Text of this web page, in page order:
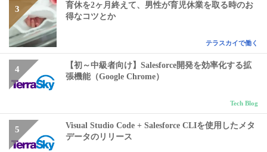
育休を2ヶ月終えて、男性が育児休業を取る時のお
得なコツとか
テラスカイで働く
【初～中級者向け】Salesforce開発を効率化する拡
張機能（Google Chrome）
Tech Blog
Visual Studio Code + Salesforce CLIを使用したメタ
データのリリース